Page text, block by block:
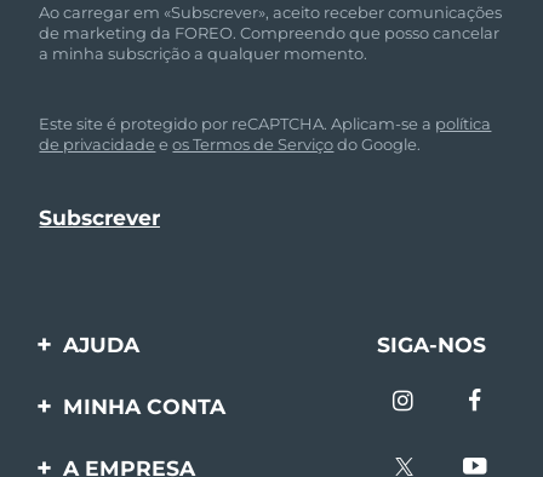
Ao carregar em «Subscrever», aceito receber comunicações
de marketing da FOREO. Compreendo que posso cancelar
a minha subscrição a qualquer momento.
Este site é protegido por reCAPTCHA. Aplicam-se a política
de privacidade eos Termos de Serviçodo Google.
AJUDA
Entre em contato
SIGA-NOS
MINHA CONTA
Registro de produto
A EMPRESA